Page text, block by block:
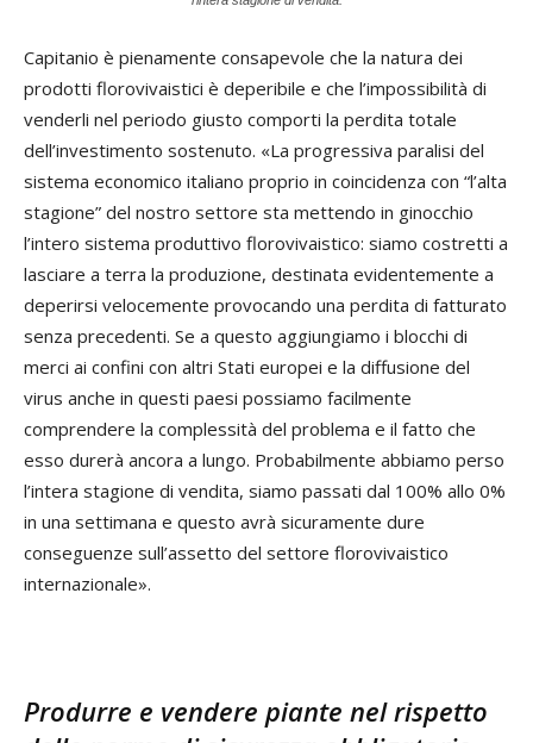
Capitanio è pienamente consapevole che la natura dei
prodotti florovivaistici è deperibile e che l’impossibilità di
venderli nel periodo giusto comporti la perdita totale
dell’investimento sostenuto. «La progressiva paralisi del
sistema economico italiano proprio in coincidenza con “l’alta
stagione” del nostro settore sta mettendo in ginocchio
l’intero sistema produttivo florovivaistico: siamo costretti a
lasciare a terra la produzione, destinata evidentemente a
deperirsi velocemente provocando una perdita di fatturato
senza precedenti. Se a questo aggiungiamo i blocchi di
merci ai confini con altri Stati europei e la diffusione del
virus anche in questi paesi possiamo facilmente
comprendere la complessità del problema e il fatto che
esso durerà ancora a lungo. Probabilmente abbiamo perso
l’intera stagione di vendita, siamo passati dal 100% allo 0%
in una settimana e questo avrà sicuramente dure
conseguenze sull’assetto del settore florovivaistico
internazionale».
Produrre e vendere piante nel rispetto